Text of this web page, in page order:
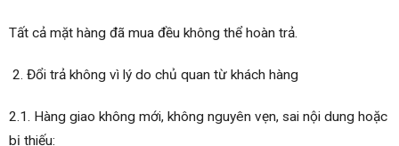
Tất cả mặt hàng đã mua đều không thể hoàn trả.
Đổi trả không vì lý do chủ quan từ khách hàng
2.1. Hàng giao không mới, không nguyên vẹn, sai nội dung hoặc
bị thiếu: